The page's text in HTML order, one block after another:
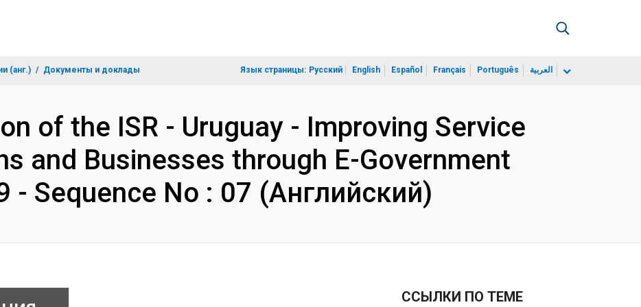
(анг.) Документы и доклады Язык страницы: Русский English Español Français Português العربية
of the ISR - Uruguay - Improving Service
and Businesses through E-Government
- Sequence No : 07 (Английский)
ССЫЛКИ ПО ТЕМЕ